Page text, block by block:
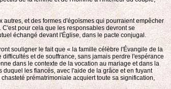
et des formes d'égoïsmes qui pourraient empêcher
pour cela que les responsables devront se
échangé devant l'Église, dans le pacte conjugal.
souligner le fait que « la famille célèbre l'Évangile de la
et de souffrance, sans jamais perdre l'espérance
dans le contexte de la vocation au mariage et dans la
les fiancés, avec l'aide de la grâce et en fuyant
prématrimoniale acquiert toute sa signification,